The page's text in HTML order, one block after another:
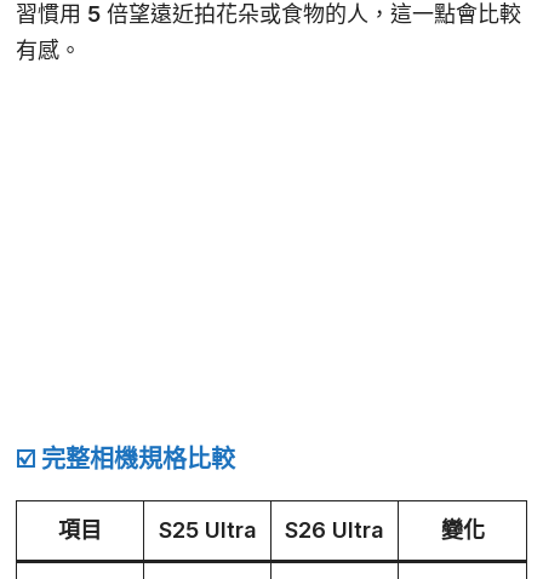
習慣用 5 倍望遠近拍花朵或食物的人，這一點會比較
有感。
☑️ 完整相機規格比較
項目 S25 Ultra S26 Ultra 變化